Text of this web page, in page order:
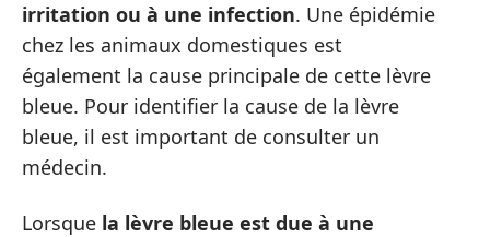
irritation ou à une infection. Une épidémie
chez les animaux domestiques est
également la cause principale de cette lèvre
bleue. Pour identifier la cause de la lèvre
bleue, il est important de consulter un
médecin.
Lorsque la lèvre bleue est due à une